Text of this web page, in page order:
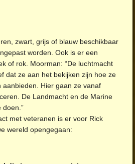
zwart, grijs of blauw beschikbaar
worden. Ook is er een
of rok. Moorman: “De luchtmacht
dat ze aan het bekijken zijn hoe ze
Hier gaan ze vanaf
De Landmacht en de Marine
doen.”
met veteranen is er voor Rick
wereld opengegaan: